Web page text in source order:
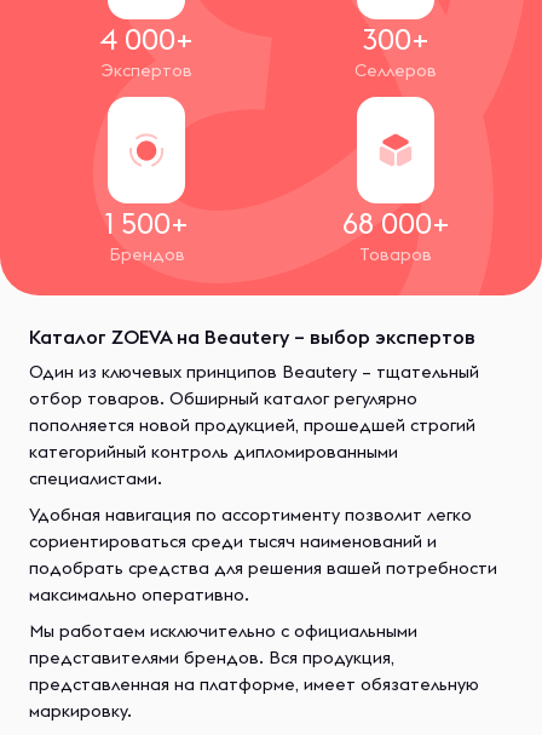
4 000+
Экспертов
300+
Селлеров
1 500+
Брендов
68 000+
Товаров
Каталог ZOEVA на Beautery – выбор экспертов
Один из ключевых принципов Beautery – тщательный
отбор товаров. Обширный каталог регулярно
пополняется новой продукцией, прошедшей строгий
категорийный контроль дипломированными
специалистами.
Удобная навигация по ассортименту позволит легко
сориентироваться среди тысяч наименований и
подобрать средства для решения вашей потребности
максимально оперативно.
Мы работаем исключительно с официальными
представителями брендов. Вся продукция,
представленная на платформе, имеет обязательную
маркировку.